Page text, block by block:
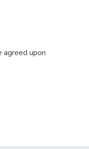
agreed upon